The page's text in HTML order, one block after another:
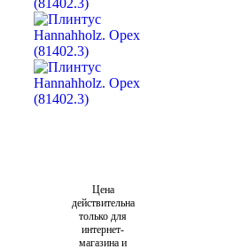
Цена
действительна
только для
интернет-
магазина и